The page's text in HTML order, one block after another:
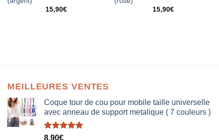
15,90€
15,90€
MEILLEURES VENTES
Coque tour de cou pour mobile taille universelle
avec anneau de support metalique ( 7 couleurs )
Note5.00
8,90€